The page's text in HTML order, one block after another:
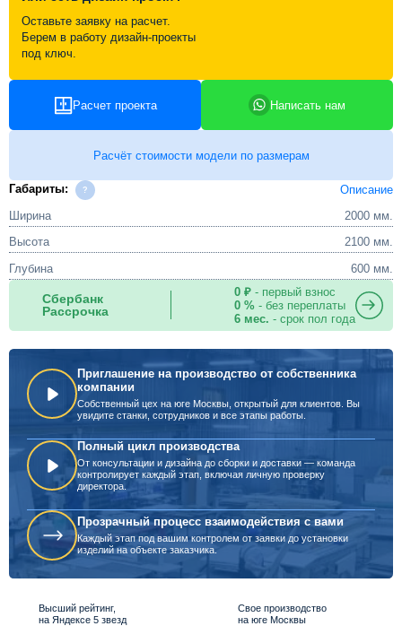
Оставьте заявку на расчет.
Берем в работу дизайн-проекты
под ключ.
Расчет проекта Написать нам
Расчёт стоимости модели по размерам
Габариты:
Описание
Ширина
2000 мм.
Высота
2100 мм.
Глубина
600 мм.
Сбербанк
Рассрочка
0 ₽- первый взнос
0 %- без переплаты
6 мес. - срок пол года
Приглашение на производство от собственника
компании
Собственный цех на юге Москвы, открытый для клиентов. Вы
увидите станки, сотрудников и все этапы работы.
Полный цикл производства
От консультации и дизайна до сборки и доставки — команда
контролирует каждый этап, включая личную проверку
директора.
Прозрачный процесс взаимодействия с вами
Каждый этап под вашим контролем от заявки до установки
изделий на объекте заказчика.
Высший рейтинг,
на Яндексе 5 звезд
Свое производство
на юге Москвы